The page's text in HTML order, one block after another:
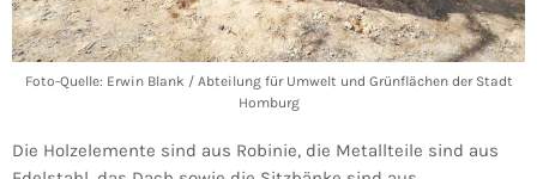
Foto-Quelle: Erwin Blank / Abteilung für Umwelt und Grünflächen der Stadt
Homburg
Die Holzelemente sind aus Robinie, die Metallteile sind aus